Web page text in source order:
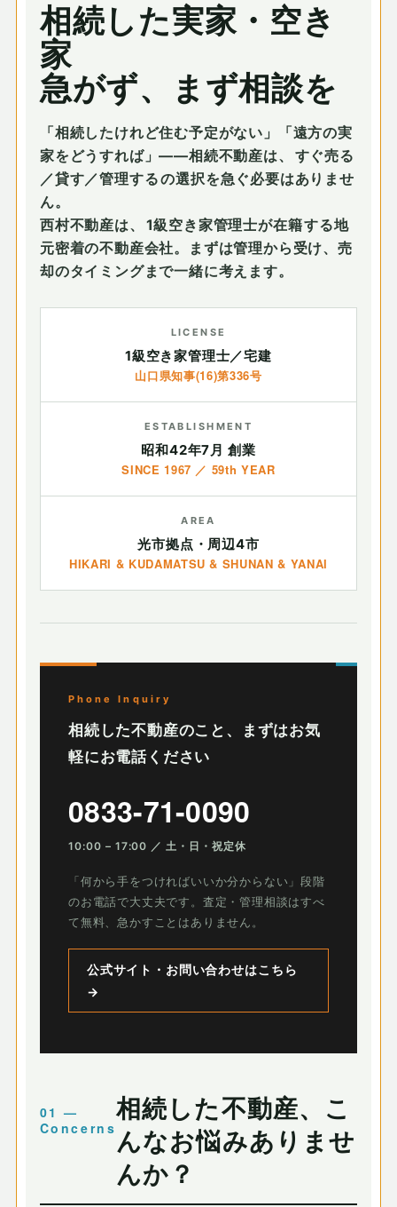
相続した実家・空き
家
急がず、まず相談を
「相続したけれど住む予定がない」「遠方の実
家をどうすれば」——相続不動産は、
すぐ売る
／貸す／管理するの選択を急ぐ必要はありませ
ん。
西村不動産は、
1級空き家管理士が在籍する地
元密着の不動産会社。まずは管理から受け、売
却のタイミングまで一緒に考えます。
LICENSE
1級空き家管理士／宅建
山口県知事(16)第336号
ESTABLISHMENT
昭和42年7月 創業
SINCE 1967 ／ 59th YEAR
AREA
光市拠点・周辺4市
HIKARI & KUDAMATSU & SHUNAN & YANAI
Phone Inquiry
相続した不動産のこと、まずはお気
軽にお電話ください
0833-71-0090
10:00 – 17:00 ／ 土・日・祝定休
「何から手をつければいいか分からない」段階
のお電話で大丈夫です。査定・管理相談はすべ
て無料、急かすことはありません。
公式サイト・お問い合わせはこちら
→
相続した不動産、こ
んなお悩みありませ
んか？